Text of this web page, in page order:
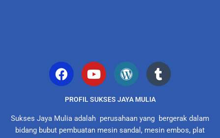
PROFIL SUKSES JAYA MULIA
Sukses Jaya Mulia adalah perusahaan yang bergerak dalam
bidang bubut pembuatan mesin sandal, mesin embos, plat